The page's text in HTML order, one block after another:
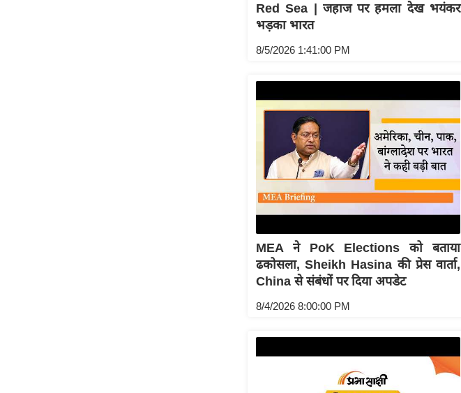
Red Sea | जहाज पर हमला देख भयंकर
भड़का भारत
8/5/2026 1:41:00 PM
MEA ने PoK Elections को बताया
ढकोसला, Sheikh Hasina की प्रेस वार्ता,
China से संबंधों पर दिया अपडेट
8/4/2026 8:00:00 PM